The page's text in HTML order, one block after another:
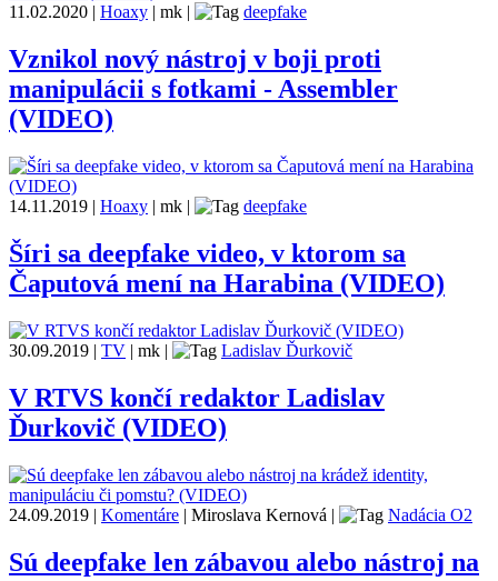
11.02.2020 | Hoaxy | mk | deepfake
Vznikol nový nástroj v boji proti
manipulácii s fotkami - Assembler
(VIDEO)
14.11.2019 | Hoaxy | mk | deepfake
Šíri sa deepfake video, v ktorom sa
Čaputová mení na Harabina (VIDEO)
30.09.2019 | TV | mk | Ladislav Ďurkovič
V RTVS končí redaktor Ladislav
Ďurkovič (VIDEO)
24.09.2019 | Komentáre | Miroslava Kernová | Nadácia O2
Sú deepfake len zábavou alebo nástroj na